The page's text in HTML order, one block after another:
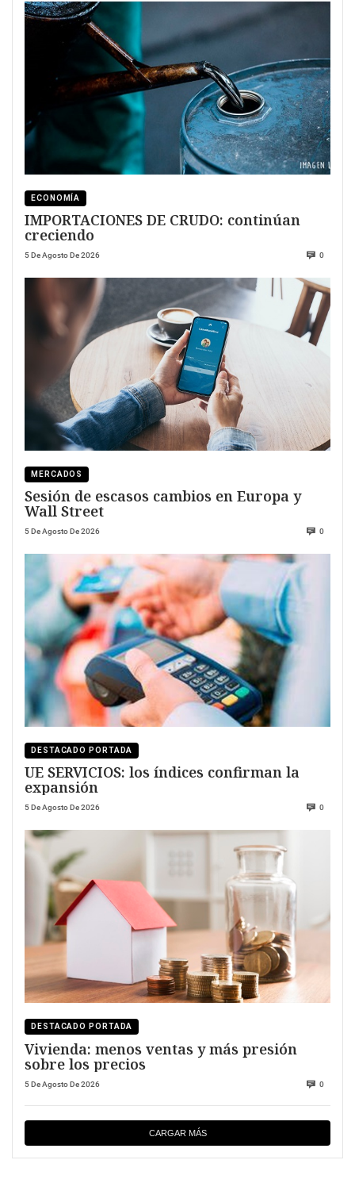
ECONOMÍA
IMPORTACIONES DE CRUDO: continúan
creciendo
5 De Agosto De 2026 0
MERCADOS
Sesión de escasos cambios en Europa y
Wall Street
5 De Agosto De 2026 0
DESTACADO PORTADA
UE SERVICIOS: los índices confirman la
expansión
5 De Agosto De 2026 0
DESTACADO PORTADA
Vivienda: menos ventas y más presión
sobre los precios
5 De Agosto De 2026 0
CARGAR MÁS